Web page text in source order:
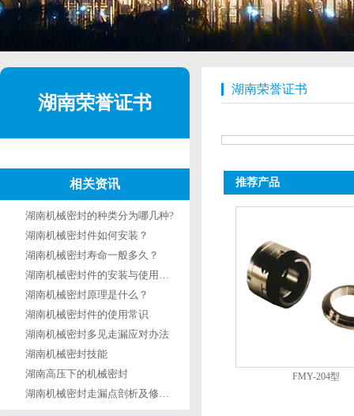
湖南荣誉证书
相关资讯
湖南机械密封的种类分为哪几种?
湖南机械密封件如何安装？
湖南机械密封寿命一般多久？
湖南机械密封件的安装与使用有什么要求？
湖南机械密封原理是什么？
湖南机械密封件的使用常识
湖南机械密封多见走漏应对办法
湖南机械密封技能
湖南高压下的机械密封
湖南机械密封走漏点剖析及修理办法
湖南荣誉证书
推荐产品
FMY-204型